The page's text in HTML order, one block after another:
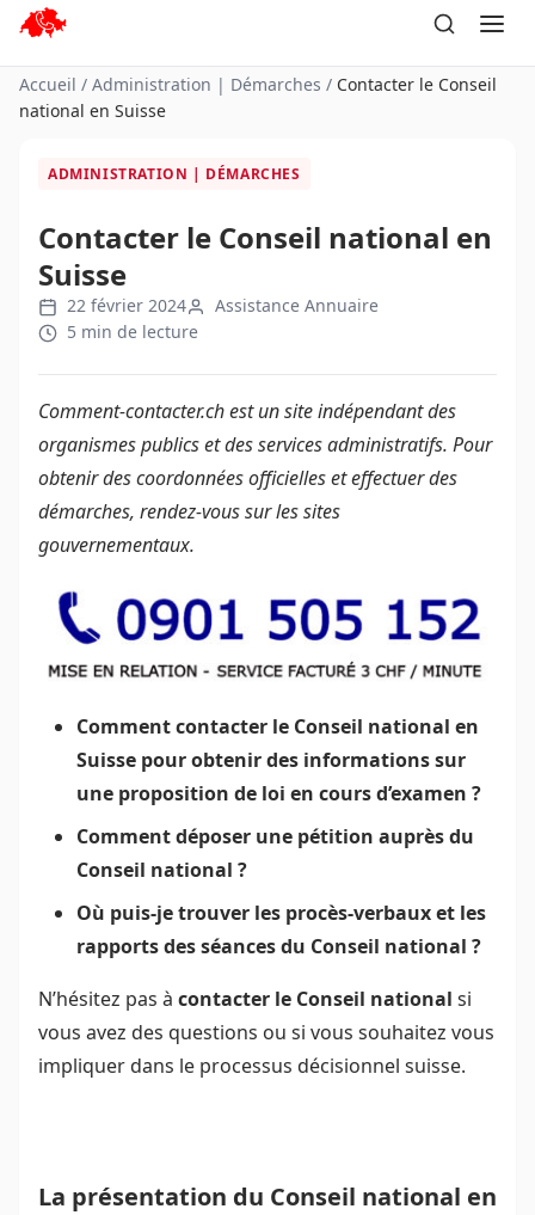
Aller
contenu
Accueil / Administration | Démarches / Contacter le Conseil
national en Suisse
ADMINISTRATION | DÉMARCHES
Contacter le Conseil national en
Suisse
22 février 2024
Assistance Annuaire
5 min de lecture
Comment-contacter.ch est un site indépendant des
organismes publics et des services administratifs. Pour
obtenir des coordonnées officielles et effectuer des
démarches, rendez-vous sur les sites
gouvernementaux.
Comment contacter le Conseil national en
Suisse pour obtenir des informations sur
une proposition de loi en cours d’examen ?
Comment déposer une pétition auprès du
Conseil national ?
Où puis-je trouver les procès-verbaux et les
rapports des séances du Conseil national ?
N’hésitez pas à contacter le Conseil national si
vous avez des questions ou si vous souhaitez vous
impliquer dans le processus décisionnel suisse.
La présentation du Conseil national en